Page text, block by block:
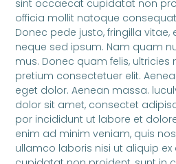
sint occaecat cupidatat non
officia mollit natoque
Donec pede justo, fringilla vitae,
neque sed ipsum. Nam quam
mus. Donec quam felis, ultricies
pretium consectetuer elit.
eget dolor. Aenean massa.
dolor sit amet, consectet
por incididunt ut labore et
enim ad minim veniam, quis
ullamco laboris nisi ut aliquip